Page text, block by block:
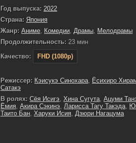
Год выпуска: 2022
Страна: Япония
Жанр: Аниме, Комедии, Драмы, Мелодрамы
Продолжительность: 23 мин
Качество:
FHD (1080p)
Режиссер: Кэисукэ Синохара, Ёсихиро
Сатакэ
В ролях: Сёя Исигэ, Хина Сугута, Ацуми
Ёмия, Акира Сэкинэ, Ларисса Тагу Такэда,
Таито Бан, Харуки Исия, Дзюри Нагацума